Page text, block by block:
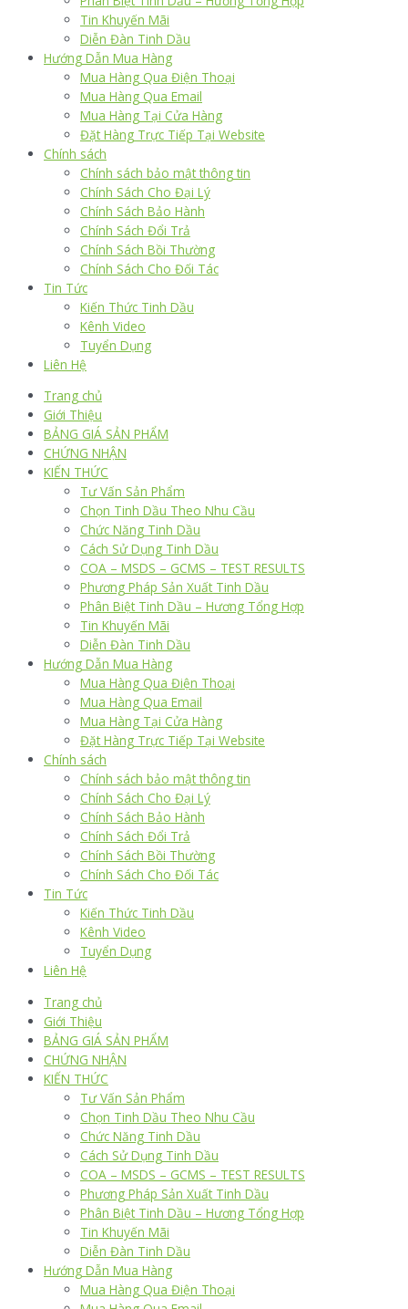
Tin Khuyến Mãi
Diễn Đàn Tinh Dầu
Hướng Dẫn Mua Hàng
Mua Hàng Qua Điện Thoại
Mua Hàng Qua Email
Mua Hàng Tại Cửa Hàng
Đặt Hàng Trực Tiếp Tại Website
Chính sách
Chính sách bảo mật thông tin
Chính Sách Cho Đại Lý
Chính Sách Bảo Hành
Chính Sách Đổi Trả
Chính Sách Bồi Thường
Chính Sách Cho Đối Tác
Tin Tức
Kiến Thức Tinh Dầu
Kênh Video
Tuyển Dụng
Liên Hệ
Trang chủ
Giới Thiệu
BẢNG GIÁ SẢN PHẨM
CHỨNG NHẬN
KIẾN THỨC
Tư Vấn Sản Phẩm
Chọn Tinh Dầu Theo Nhu Cầu
Chức Năng Tinh Dầu
Cách Sử Dụng Tinh Dầu
COA – MSDS – GCMS – TEST RESULTS
Phương Pháp Sản Xuất Tinh Dầu
Phân Biệt Tinh Dầu – Hương Tổng Hợp
Tin Khuyến Mãi
Diễn Đàn Tinh Dầu
Hướng Dẫn Mua Hàng
Mua Hàng Qua Điện Thoại
Mua Hàng Qua Email
Mua Hàng Tại Cửa Hàng
Đặt Hàng Trực Tiếp Tại Website
Chính sách
Chính sách bảo mật thông tin
Chính Sách Cho Đại Lý
Chính Sách Bảo Hành
Chính Sách Đổi Trả
Chính Sách Bồi Thường
Chính Sách Cho Đối Tác
Tin Tức
Kiến Thức Tinh Dầu
Kênh Video
Tuyển Dụng
Liên Hệ
Trang chủ
Giới Thiệu
BẢNG GIÁ SẢN PHẨM
CHỨNG NHẬN
KIẾN THỨC
Tư Vấn Sản Phẩm
Chọn Tinh Dầu Theo Nhu Cầu
Chức Năng Tinh Dầu
Cách Sử Dụng Tinh Dầu
COA – MSDS – GCMS – TEST RESULTS
Phương Pháp Sản Xuất Tinh Dầu
Phân Biệt Tinh Dầu – Hương Tổng Hợp
Tin Khuyến Mãi
Diễn Đàn Tinh Dầu
Hướng Dẫn Mua Hàng
Mua Hàng Qua Điện Thoại